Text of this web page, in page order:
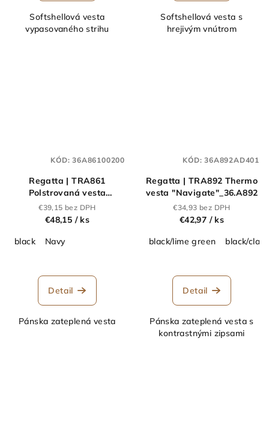
Softshellová vesta
vypasovaného strihu
Softshellová vesta s
hrejivým vnútrom
Regatta | TRA861
Polstrovaná vesta
"Honestly Made"_36.A861
€39,15 bez DPH
€48,15 / ks
black
Navy
Detail
Pánska zateplená vesta
KÓD:36A86100200
Regatta | TRA892 Thermo
vesta "Navigate"_36.A892
€34,93 bez DPH
€42,97 / ks
black/lime green
black/
Detail
Pánska zateplená vesta s
kontrastnými zipsami
KÓD:36A892AD401